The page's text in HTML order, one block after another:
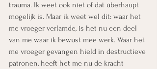
trauma. Ik weet ook niet of dat überhaupt
mogelijk is. Maar ik weet wel dit: waar het
me vroeger verlamde, is het nu een deel
van me waar ik bewust mee werk. Waar het
me vroeger gevangen hield in destructieve
patronen, heeft het me nu de kracht